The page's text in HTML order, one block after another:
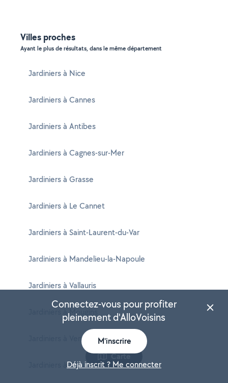
Villes proches
Ayant le plus de résultats, dans le même département
Jardiniers à Nice
Jardiniers à Cannes
Jardiniers à Antibes
Jardiniers à Cagnes-sur-Mer
Jardiniers à Grasse
Jardiniers à Le Cannet
Jardiniers à Saint-Laurent-du-Var
Jardiniers à Mandelieu-la-Napoule
Jardiniers à Vallauris
Jardiniers à Mougins
Jardiniers à Vence
Jardiniers à Villeneuve-Loubet
Carte
Connectez-vous pour profiter
pleinement d'AlloVoisins
M'inscrire
Déjà inscrit ? Me connecter